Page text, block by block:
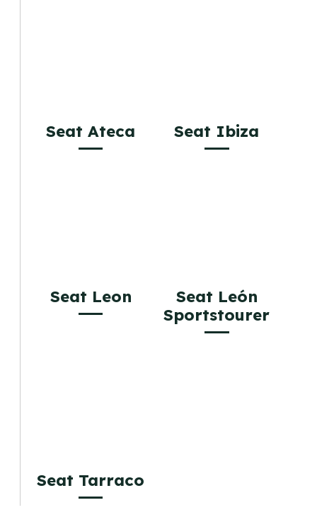
Seat Ateca Seat Ibiza
Seat Leon
Seat León
Sportstourer
Seat Tarraco